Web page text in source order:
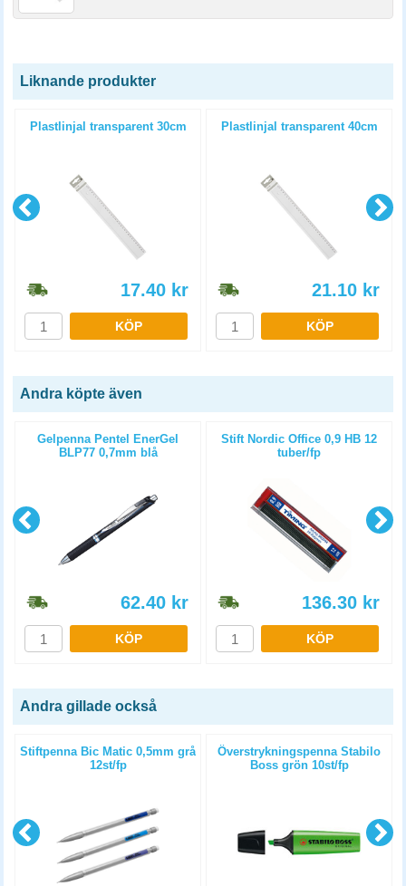
Liknande produkter
Plastlinjal transparent 30cm
17.40 kr
KÖP
Plastlinjal transparent 40cm
21.10 kr
KÖP
Andra köpte även
Gelpenna Pentel EnerGel
BLP77 0,7mm blå
62.40 kr
KÖP
Stift Nordic Office 0,9 HB 12
tuber/fp
136.30 kr
KÖP
Andra gillade också
Stiftpenna Bic Matic 0,5mm grå
12st/fp
Överstrykningspenna Stabilo
Boss grön 10st/fp